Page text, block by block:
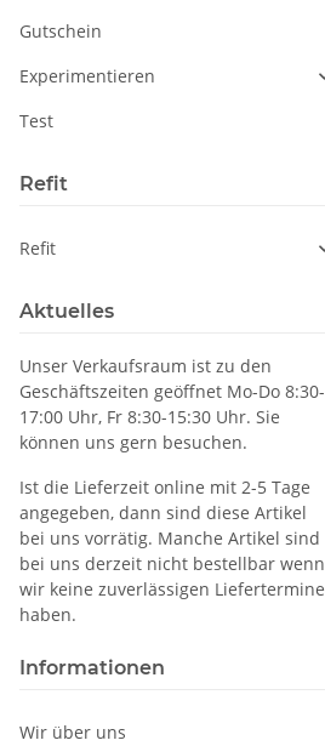
Gutschein
Experimentieren
Test
Refit
Refit
Aktuelles
Unser Verkaufsraum ist zu den
Geschäftszeiten geöffnet Mo-Do 8:30-
17:00 Uhr, Fr 8:30-15:30 Uhr. Sie
können uns gern besuchen.
Ist die Lieferzeit online mit 2-5 Tage
angegeben, dann sind diese Artikel
bei uns vorrätig. Manche Artikel sind
bei uns derzeit nicht bestellbar wenn
wir keine zuverlässigen Liefertermine
haben.
Informationen
Wir über uns